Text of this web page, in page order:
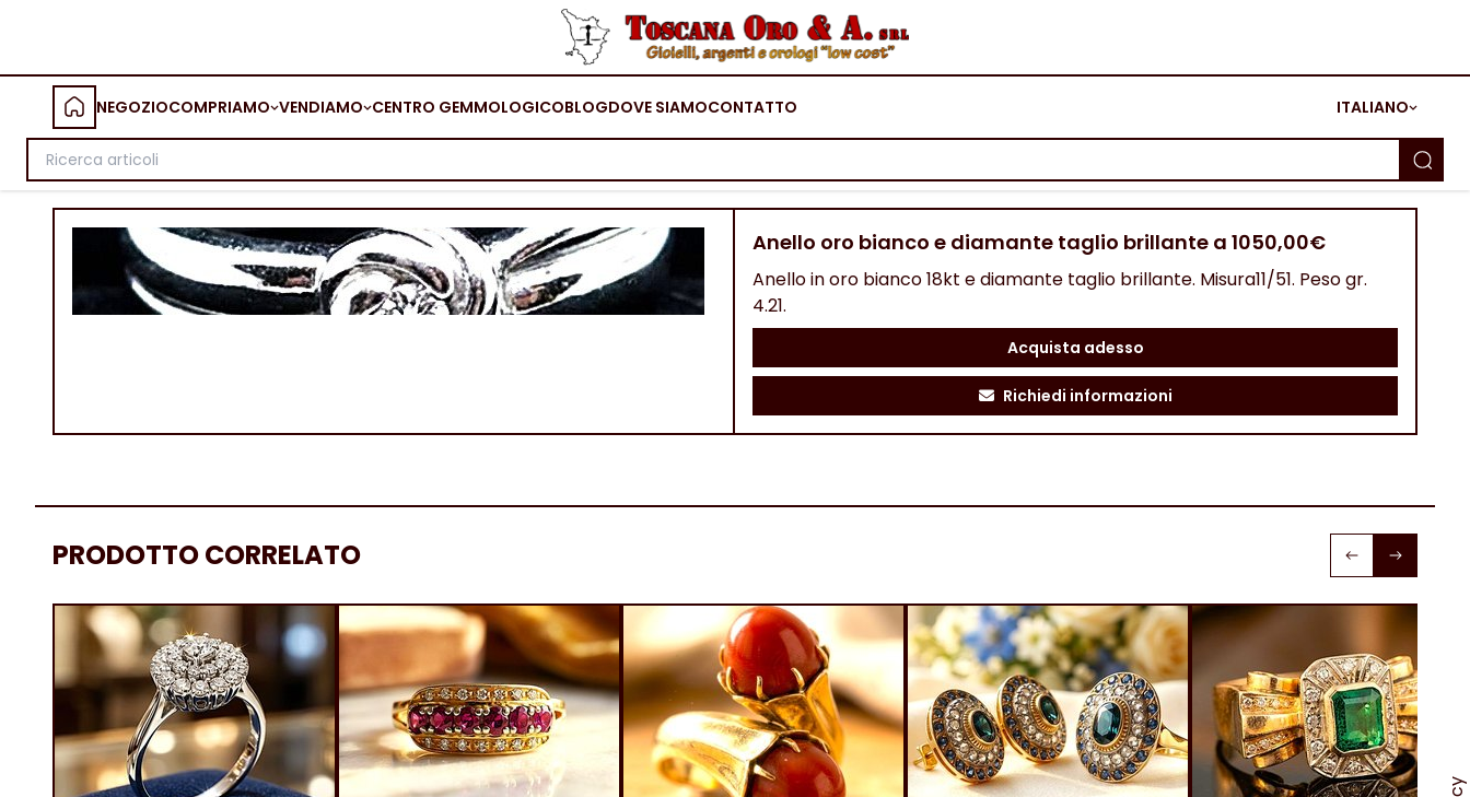
NEGOZIOCOMPRIAMO VENDIAMO CENTRO GEMMOLOGICOBLOGDOVE SIAMOCONTATTO ITALIANO
Anello oro bianco e diamante taglio brillante a 1050,00€
Anello in oro bianco 18kt e diamante taglio brillante. Misura11/51. Peso gr.
4.21.
Acquista adesso
Richiedi informazioni
PRODOTTO CORRELATO